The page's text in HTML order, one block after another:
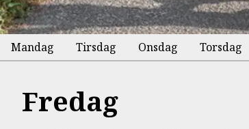
Mandag Tirsdag Onsdag Torsdag
Fredag